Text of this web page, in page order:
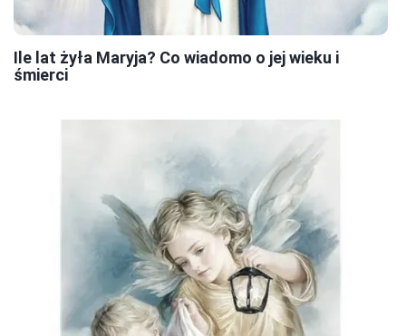
Ile lat żyła Maryja? Co wiadomo o jej wieku i
śmierci